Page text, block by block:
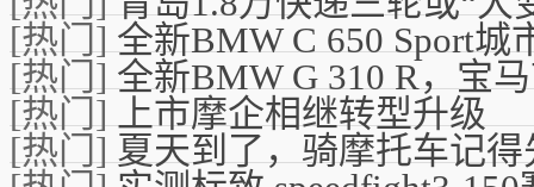
[热门]全新BMW C 650 Sport城
[热门]全新BMW G 310 R，宝
[热门]上市摩企相继转型升级
[热门]夏天到了，骑摩托车记